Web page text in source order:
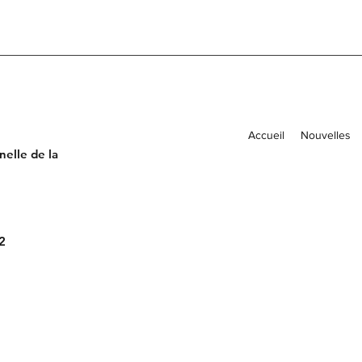
de la
Accueil Nouvelles